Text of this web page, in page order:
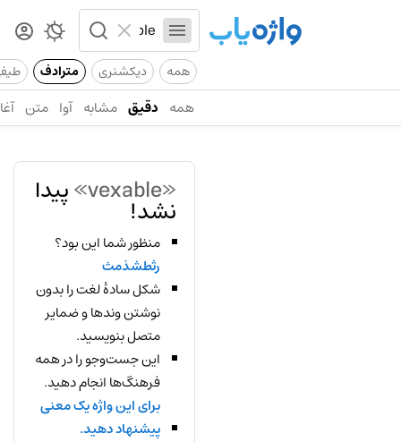
همه دیکشنری مترادف
همه دقیق مشابه آوا متن
«vexable» پیدا
نشد!
منظور شما این بود؟
رثطشذمث
شکل سادهٔ لغت را بدون
نوشتن وندها و ضمایر
متصل بنویسید.
این جست‌وجو را در همه
فرهنگ‌ها انجام دهید.
برای این واژه یک معنی
پیشنهاد دهید.